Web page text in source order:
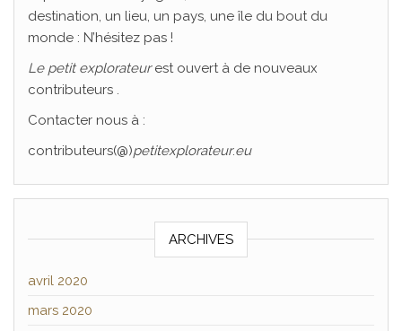
destination, un lieu, un pays, une île du bout du
monde : N’hésitez pas !
Le petit explorateurest ouvert à de nouveaux
contributeurs .
Contacter nous à :
contributeurs(@)petitexplorateur.eu
ARCHIVES
avril 2020
mars 2020